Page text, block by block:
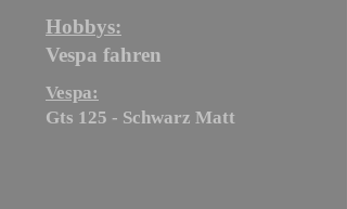
Hobbys:
Vespa fahren
Vespa:
Gts 125 - Schwarz Matt